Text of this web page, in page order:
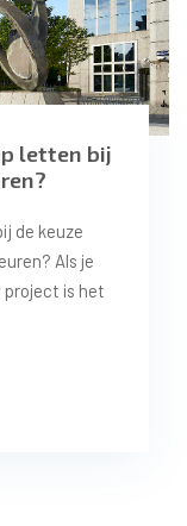
letten bij
de keuze
Als je
project is het